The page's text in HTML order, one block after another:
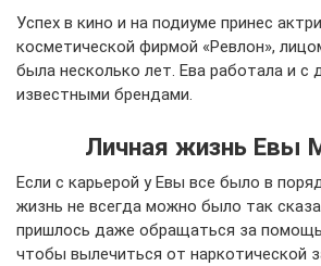
Успех в кино и на подиуме принес
косметической фирмой «Ревлон»,
была несколько лет. Ева работала и с
известными брендами.
Личная жизнь Евы
Если с карьерой у Евы все было в
жизнь не всегда можно было так
пришлось даже обращаться за
чтобы вылечиться от наркотической